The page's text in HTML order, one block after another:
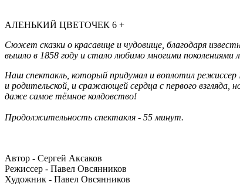
АЛЕНЬКИЙ ЦВЕТОЧЕК 6 +
Сюжет сказки о красавице и чудовище, благодаря
вышло в 1858 году и стало любимо многими поколениями
Наш спектакль, который придумал и воплотил режиссер
и родительской, и сражающей сердца с первого
даже самое тёмное колдовство!
Продолжительность спектакля - 55 минут.
Автор - Сергей Аксаков
Режиссер - Павел Овсянников
Художник - Павел Овсянников